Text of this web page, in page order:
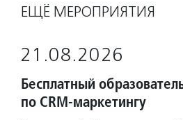
ЕЩЁ МЕРОПРИЯТИЯ
21.08.2026
Бесплатный
по CRM-маркетингу